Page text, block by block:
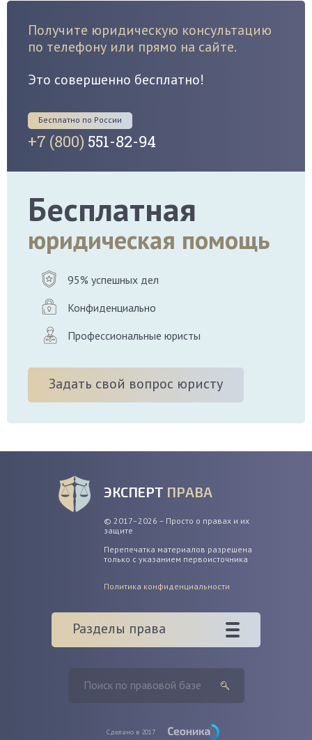
Получите юридическую консультацию
по телефону или прямо на сайте.
Это совершенно бесплатно!
Бесплатно по России
+7 (800) 551-82-94
Бесплатная
юридическая помощь
95% успешных дел
Конфиденциально
Профессиональные юристы
Задать свой вопрос юристу
ЭКСПЕРТ ПРАВА
© 2017–2026 – Просто о правах и их
защите
Перепечатка материалов разрешена
только с указанием первоисточника
Политика конфиденциальности
Разделы права
Сделано в 2017